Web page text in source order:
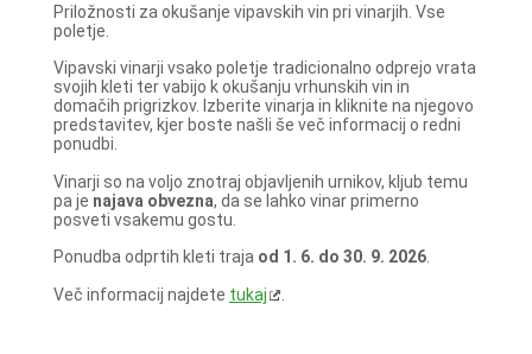
Priložnosti za okušanje vipavskih vin pri vinarjih. Vse
poletje.
Vipavski vinarji vsako poletje tradicionalno odprejo vrata
svojih kleti ter vabijo k okušanju vrhunskih vin in
domačih prigrizkov. Izberite vinarja in kliknite na njegovo
predstavitev, kjer boste našli še več informacij o redni
ponudbi.
Vinarji so na voljo znotraj objavljenih urnikov, kljub temu
pa je najava obvezna, da se lahko vinar primerno
posveti vsakemu gostu.
Ponudba odprtih kleti traja od 1. 6. do 30. 9. 2026.
Več informacij najdete tukaj